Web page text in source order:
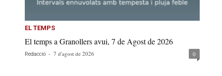
EL TEMPS
El temps a Granollers avui, 7 de Agost de 2026
Redacció - 7 d'agost de 2026 0